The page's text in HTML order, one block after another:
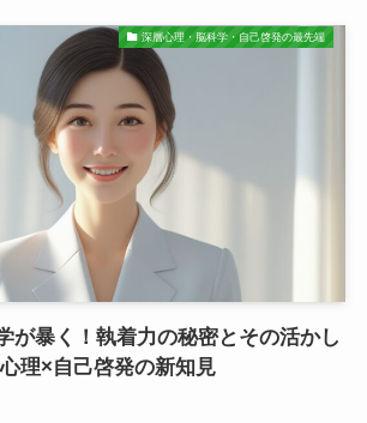
深層心理・脳科学・自己啓発の最先端
が暴く！執着力の秘密とその活かし
理×自己啓発の新知見